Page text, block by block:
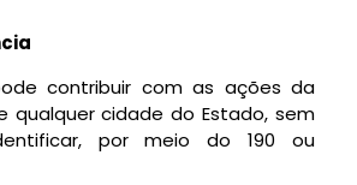
contribuir com as ações da
qualquer cidade do Estado, sem
por meio do 190 ou